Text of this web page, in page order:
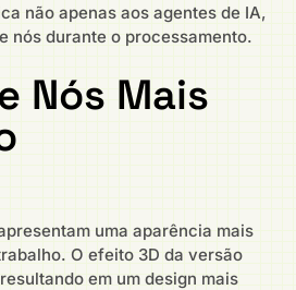
não apenas aos agentes de IA,
nós durante o processamento.
Nós Mais
uma aparência mais
O efeito 3D da versão
em um design mais